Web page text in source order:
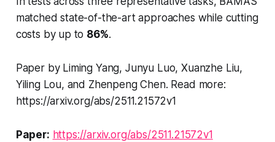
matched state-of-the-art approaches while cutting
costs by up to 86%.
Paper by Liming Yang, Junyu Luo, Xuanzhe Liu,
Yiling Lou, and Zhenpeng Chen. Read more:
https://arxiv.org/abs/2511.21572v1
Paper: https://arxiv.org/abs/2511.21572v1